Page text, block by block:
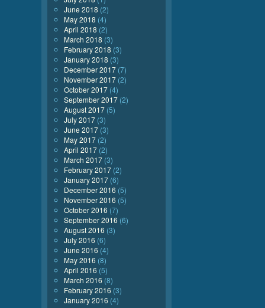
June 2018 (2)
May 2018 (4)
April 2018 (2)
March 2018 (3)
February 2018 (3)
January 2018 (3)
December 2017 (7)
November 2017 (2)
October 2017 (4)
September 2017 (2)
August 2017 (5)
July 2017 (3)
June 2017 (3)
May 2017 (2)
April 2017 (2)
March 2017 (3)
February 2017 (2)
January 2017 (6)
December 2016 (5)
November 2016 (5)
October 2016 (7)
September 2016 (6)
August 2016 (3)
July 2016 (6)
June 2016 (4)
May 2016 (8)
April 2016 (5)
March 2016 (8)
February 2016 (3)
January 2016 (4)